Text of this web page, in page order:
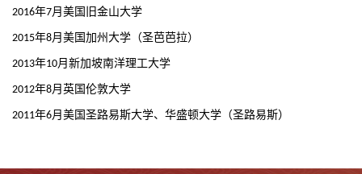
2016年7月美国旧金山大学
2015年8月美国加州大学（圣芭芭拉）
2013年10月新加坡南洋理工大学
2012年8月英国伦敦大学
2011年6月美国圣路易斯大学、华盛顿大学（圣路易斯）